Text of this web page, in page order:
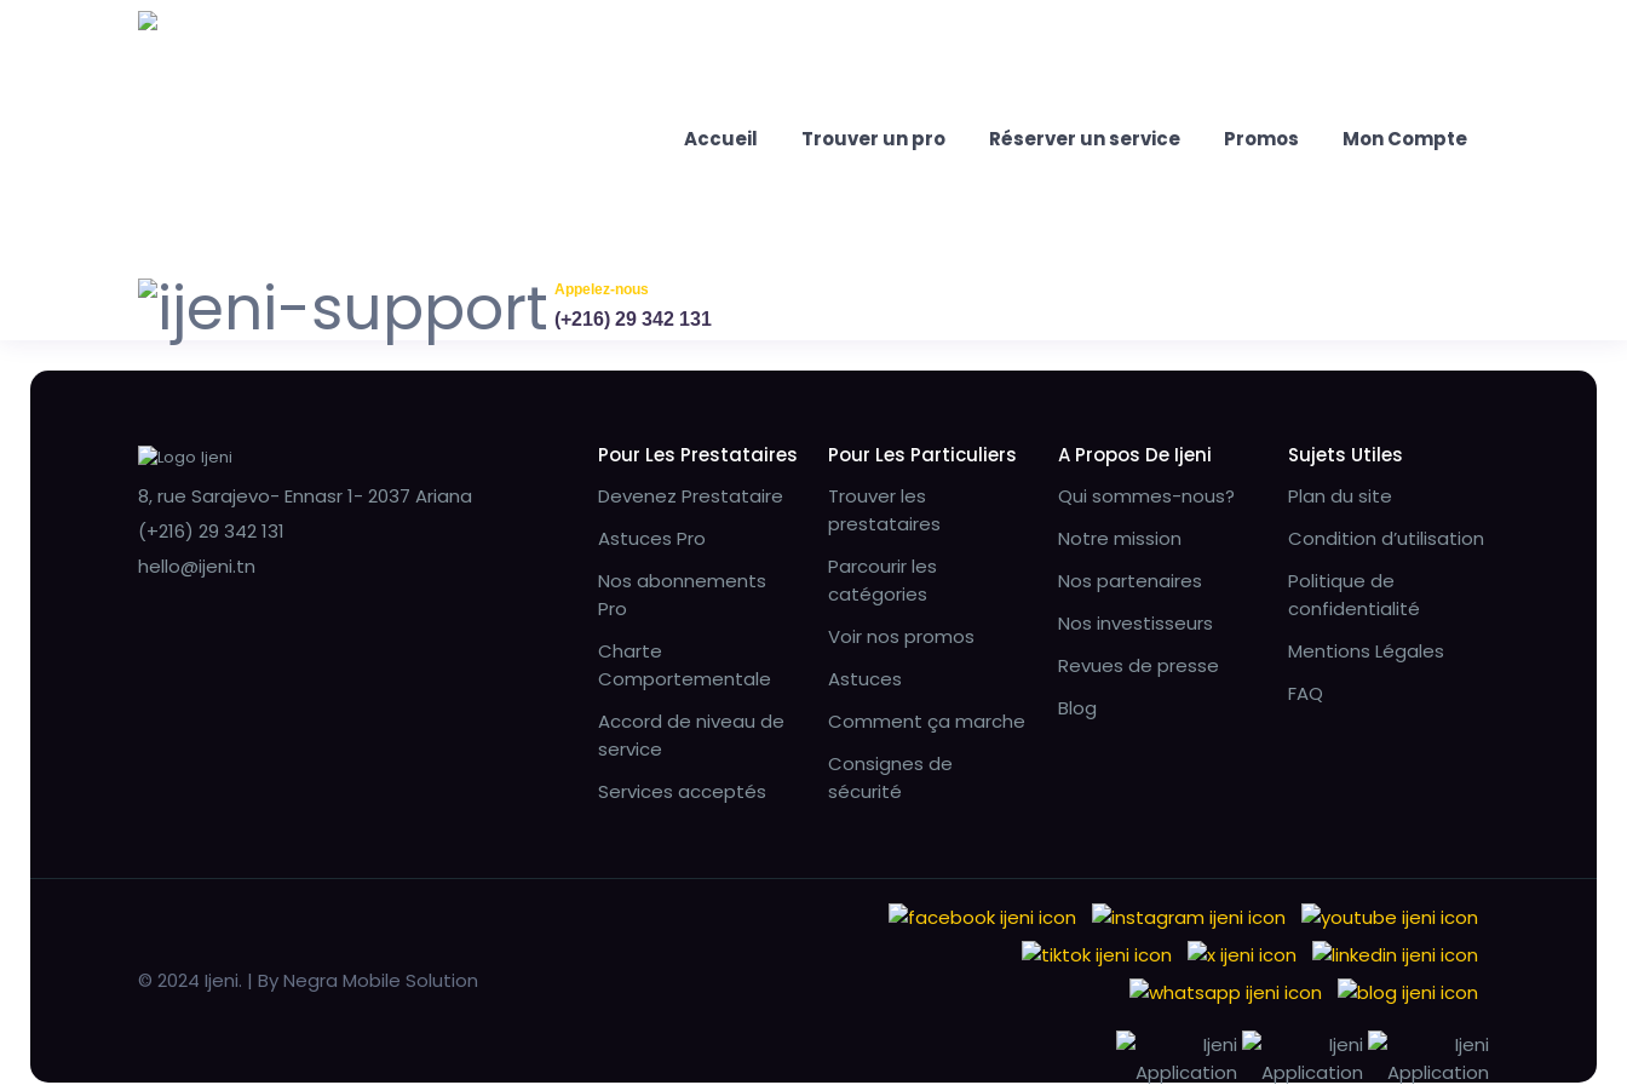
Accueil Trouver un pro Réserver un service Promos Mon Compte
Appelez-nous
(+216) 29 342 131
8, rue Sarajevo- Ennasr 1- 2037 Ariana
(+216) 29 342 131
hello@ijeni.tn
Pour Les Prestataires
Devenez Prestataire
Astuces Pro
Nos abonnements
Pro
Charte
Comportementale
Accord de niveau de
service
Services acceptés
Pour Les Particuliers
Trouver les
prestataires
Parcourir les
catégories
Voir nos promos
Astuces
Comment ça marche
Consignes de
sécurité
A Propos De Ijeni
Qui sommes-nous?
Notre mission
Nos partenaires
Nos investisseurs
Revues de presse
Blog
Sujets Utiles
Plan du site
Condition d’utilisation
Politique de
confidentialité
Mentions Légales
FAQ
© 2024 Ijeni. | By Negra Mobile Solution